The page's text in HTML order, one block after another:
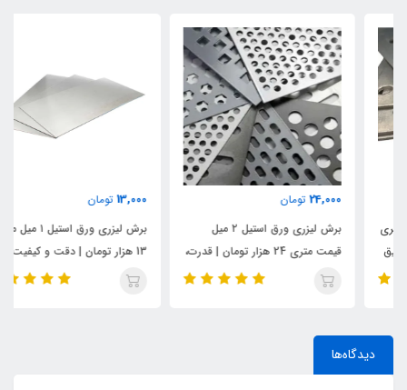
تومان
برش لیزری ورق استیل ۲ میل
قیمت متری 24 هزار تومان | قدرت،
سرعت و دقت
تومان
برش لیزری ورق استیل ۱ میل متری
13 هزار تومان | دقت و کیفیت
صنعتی
دیدگاه‌ها